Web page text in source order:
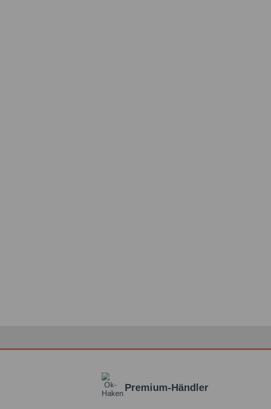
Premium-Händler